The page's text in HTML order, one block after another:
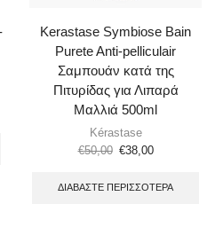
Kerastase Symbiose Bain
Purete Anti-pelliculair
Σαμπουάν κατά της
Πιτυρίδας για Λιπαρά
Μαλλιά 500ml
Kérastase
€50,00 €38,00
ΔΙΑΒΆΣΤΕ ΠΕΡΙΣΣΌΤΕΡΑ